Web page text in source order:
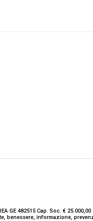
GE 482515 Cap. Soc. € 25.000,00
informazione,